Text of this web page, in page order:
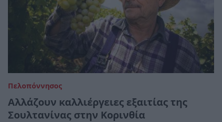
Πελοπόννησος
Αλλάζουν καλλιέργειες εξαιτίας της
Σουλτανίνας στην Κορινθία